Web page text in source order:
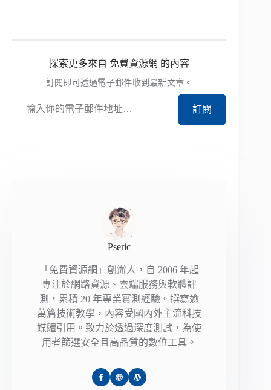
探索更多來自 免費資源網 的內容
訂閱即可透過電子郵件收到最新文章。
訂閱
Pseric
「免費資源網」創辦人，自 2006 年起
專注於網路資源、雲端服務與軟體評
測，累積 20 年專業實測經驗。撰寫逾
萬篇技術教學，內容受國內外主流科技
媒體引用。致力於透過深度測試，為使
用者篩選安全且高品質的數位工具。